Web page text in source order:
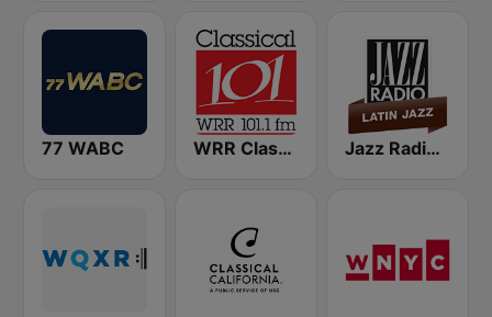
77 WABC WRR Classical 101.1 FM Jazz Radio Latin Jazz